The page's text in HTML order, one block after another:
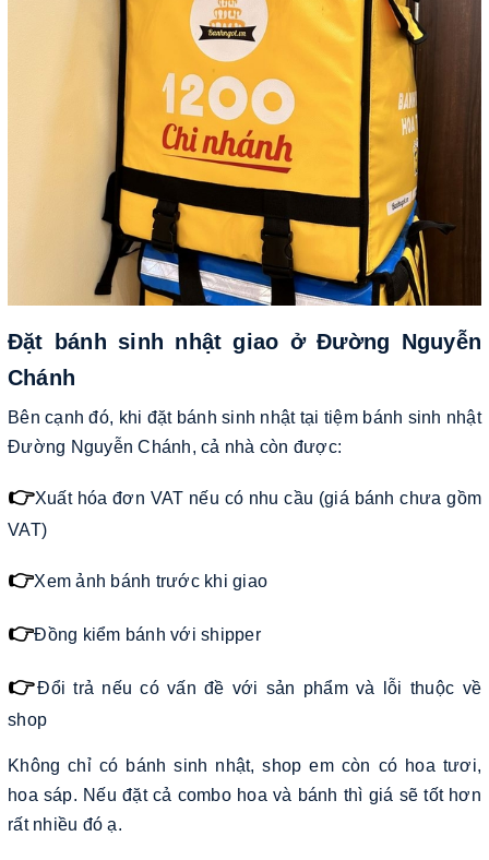
Đặt bánh sinh nhật giao ở Đường Nguyễn
Chánh
Bên cạnh đó, khi đặt bánh sinh nhật tại tiệm bánh sinh nhật
Đường Nguyễn Chánh, cả nhà còn được:
👉Xuất hóa đơn VAT nếu có nhu cầu (giá bánh chưa gồm
VAT)
👉Xem ảnh bánh trước khi giao
👉Đồng kiểm bánh với shipper
👉Đổi trả nếu có vấn đề với sản phẩm và lỗi thuộc về
shop
Không chỉ có bánh sinh nhật, shop em còn có hoa tươi,
hoa sáp. Nếu đặt cả combo hoa và bánh thì giá sẽ tốt hơn
rất nhiều đó ạ.